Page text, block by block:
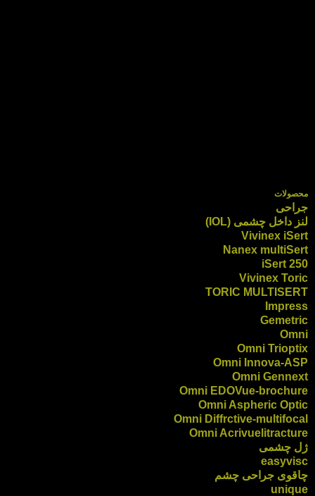
محصولات
جراحی
لنز داخل چشمی (IOL)
Vivinex iSert
Nanex multiSert
iSert 250
Vivinex Toric
TORIC MULTISERT
Impress
Gemetric
Omni
Omni Trioptix
Omni Innova-ASP
Omni Gennext
Omni EDOVue-brochure
Omni Aspheric Optic
Omni Diffrctive-multifocal
Omni Acrivuelitracture
ژل چشمی
easyvisc
چاقوی جراحی چشم
unique